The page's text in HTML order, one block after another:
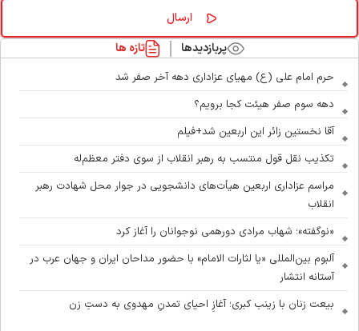
پربازدیدها تازه ها
حرم امام علی (ع) مهیای عزاداری دهه آخر صفر شد
دهه سوم صفر هیئت کجا برویم؟
آقا نخستین زائر این اربعین شد+فیلم
تکذیب نقل قول منتسب به رهبر انقلاب از سوی دفتر معظم‌له
مراسم عزاداری اربعین هیأت‌های دانشجویی در جوار محل شهادت رهبر
انقلاب
«نوگفته»؛ شهاب مرادی دورهمی نوجوانان را آغاز کرد
آلبوم بین‌المللی «یا لثارات الامام» با حضور مداحان ایران و جهان عرب در
آستانه انتشار
بیعت زنان با زینب کبری؛ آغازِ احیای تمدنِ مهدوی به دستِ زن